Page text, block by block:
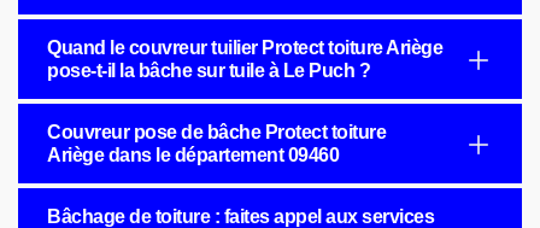
Quand le couvreur tuilier Protect toiture Ariège
pose-t-il la bâche sur tuile à Le Puch ?
Couvreur pose de bâche Protect toiture
Ariège dans le département 09460
Bâchage de toiture : faites appel aux services